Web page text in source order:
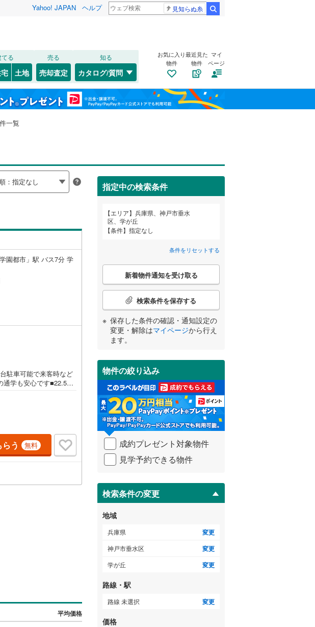
Yahoo! JAPAN ヘルプ 見知らぬ糸
る
土地
売る
売却査定
知る
カタログ/質問
お気に入り
物件
最近見た
物件
マイ
ページ
一覧
園都市」駅 バス7分 学
駐車可能で来客時など
通学も安心です■22.54
けます・広いお庭もあ
陽光＋蓄電池付きな
時短になりますね・
放感があります。 立
が選ばれる理由 1.お金
画をサポート！2.買い
んの銀行と繋がりがあ
提案！
う 無料
平均価格
指定中の検索条件
エリア
兵庫県、神戸市垂水
区、学が丘
条件
指定なし
条件をリセットする
こ
検
条
件
受
け
取
る
・
条
件
を
イ
ペ
ジ
に
保
存
す
る
新着物件通知を受け取る
検索条件を保存する
保存した条件の確認・通知設定の
変更・解除はマイページから行え
ます。
物件の絞り込み
成約プレゼント対象物件
見学予約できる物件
検索条件の変更
地域
兵庫県 変更
神戸市垂水区 変更
学が丘 変更
路線・駅
路線 未選択 変更
価格
山形 福島
山口
鹿児島 沖縄
兵庫区(10)
) 垂水区(103)
芦屋市(30)
豊岡市(6)
西脇市(12)
高砂市(16)
(0)
朝来市(6)
加東市(10)
多可郡多可町(6)
町(0) 揖保郡太子町(10
( 2) 美方郡香美町(0 )
歌敷山(1)
北舞子(4)
1
星陵台(6)
千鳥が丘(2)
野田通(1)
1) 美山台(1)
山手(1)
(1
小束山本町(3)
小束台東
) 山陽本線（JR西日本）(
姫新線(0)
) 東西線(0)
0 阪急伊丹線(0)
(0) 阪神本線(0)
能勢電鉄妙見線(0 )
線(0) 神戸電鉄粟生線(
(1)
南北線） 神戸新交通ポートアイランド線
甲アイランド線 北条鉄道(0)
年以上（0）
ガレージ（0） 太陽光発電システム（1）
（ 0）
）
て（0） 3階建て以上（0）
小学校まで1km以内（1）
南道路（0）
た
ジから設定できます。
る
リストを見る
リストを見る